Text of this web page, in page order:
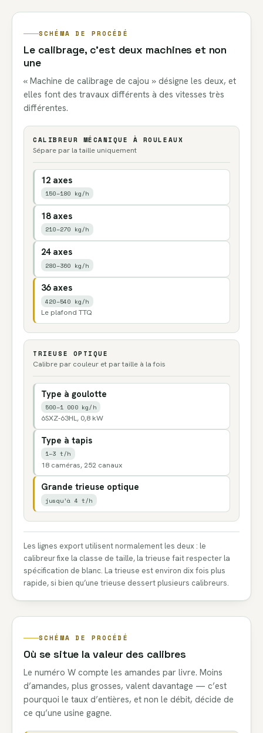
SCHÉMA DE PROCÉDÉ
Le calibrage, c’est deux machines et non
une
« Machine de calibrage de cajou » désigne les deux, et
elles font des travaux différents à des vitesses très
différentes.
CALIBREUR MÉCANIQUE À ROULEAUX
Sépare par la taille uniquement
12 axes
150–180 kg/h
18 axes
210–270 kg/h
24 axes
280–360 kg/h
36 axes
420–540 kg/h
Le plafond TTQ
TRIEUSE OPTIQUE
Calibre par couleur et par taille à la fois
Type à goulotte
500–1 000 kg/h
6SXZ-63HL, 0,8 kW
Type à tapis
1–3 t/h
18 caméras, 252 canaux
Grande trieuse optique
jusqu’à 4 t/h
Les lignes export utilisent normalement les deux : le
calibreur fixe la classe de taille, la trieuse fait respecter la
spécification de blanc. La trieuse est environ dix fois plus
rapide, si bien qu’une trieuse dessert plusieurs calibreurs.
SCHÉMA DE PROCÉDÉ
Où se situe la valeur des calibres
Le numéro W compte les amandes par livre. Moins
d’amandes, plus grosses, valent davantage — c’est
pourquoi le taux d’entières, et non le débit, décide de
ce qu’une usine gagne.